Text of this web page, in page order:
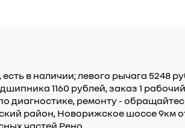
в наличии; левого рычага 5248
1160 рублей, заказ 1
диагностике, ремонту -
район, Новорижское шоссе 9км
частей Рено.